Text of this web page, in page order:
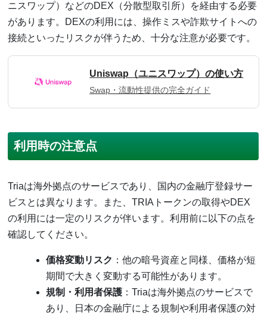
ニスワップ）などのDEX（分散型取引所）を経由する必要
があります。DEXの利用には、操作ミスや詐欺サイトへの
接続といったリスクが伴うため、十分な注意が必要です。
Uniswap（ユニスワップ）の使い方
Swap・流動性提供の完全ガイド
利用時の注意点
Triaは海外拠点のサービスであり、国内の金融庁登録サー
ビスとは異なります。また、TRIAトークンの取得やDEX
の利用には一定のリスクが伴います。利用前に以下の点を
確認してください。
価格変動リスク ：他の暗号資産と同様、価格が短
期間で大きく変動する可能性があります。
規制・利用者保護 ：Triaは海外拠点のサービスで
あり、日本の金融庁による規制や利用者保護の対